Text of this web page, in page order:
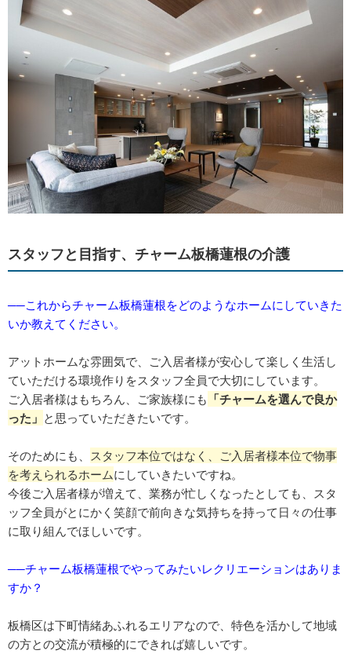
スタッフと目指す、チャーム板橋蓮根の介護
──これからチャーム板橋蓮根をどのようなホームにしていきた
いか教えてください。
アットホームな雰囲気で、ご入居者様が安心して楽しく生活し
ていただける環境作りをスタッフ全員で大切にしています。
ご入居者様はもちろん、ご家族様にも 「チャームを選んで良か
った」 と思っていただきたいです。
そのためにも、 スタッフ本位ではなく、ご入居者様本位で物事
を考えられるホームにしていきたいですね。
今後ご入居者様が増えて、業務が忙しくなったとしても、スタ
ッフ全員がとにかく笑顔で前向きな気持ちを持って日々の仕事
に取り組んでほしいです。
──チャーム板橋蓮根でやってみたいレクリエーションはありま
すか？
板橋区は下町情緒あふれるエリアなので、特色を活かして地域
の方との交流が積極的にできれば嬉しいです。